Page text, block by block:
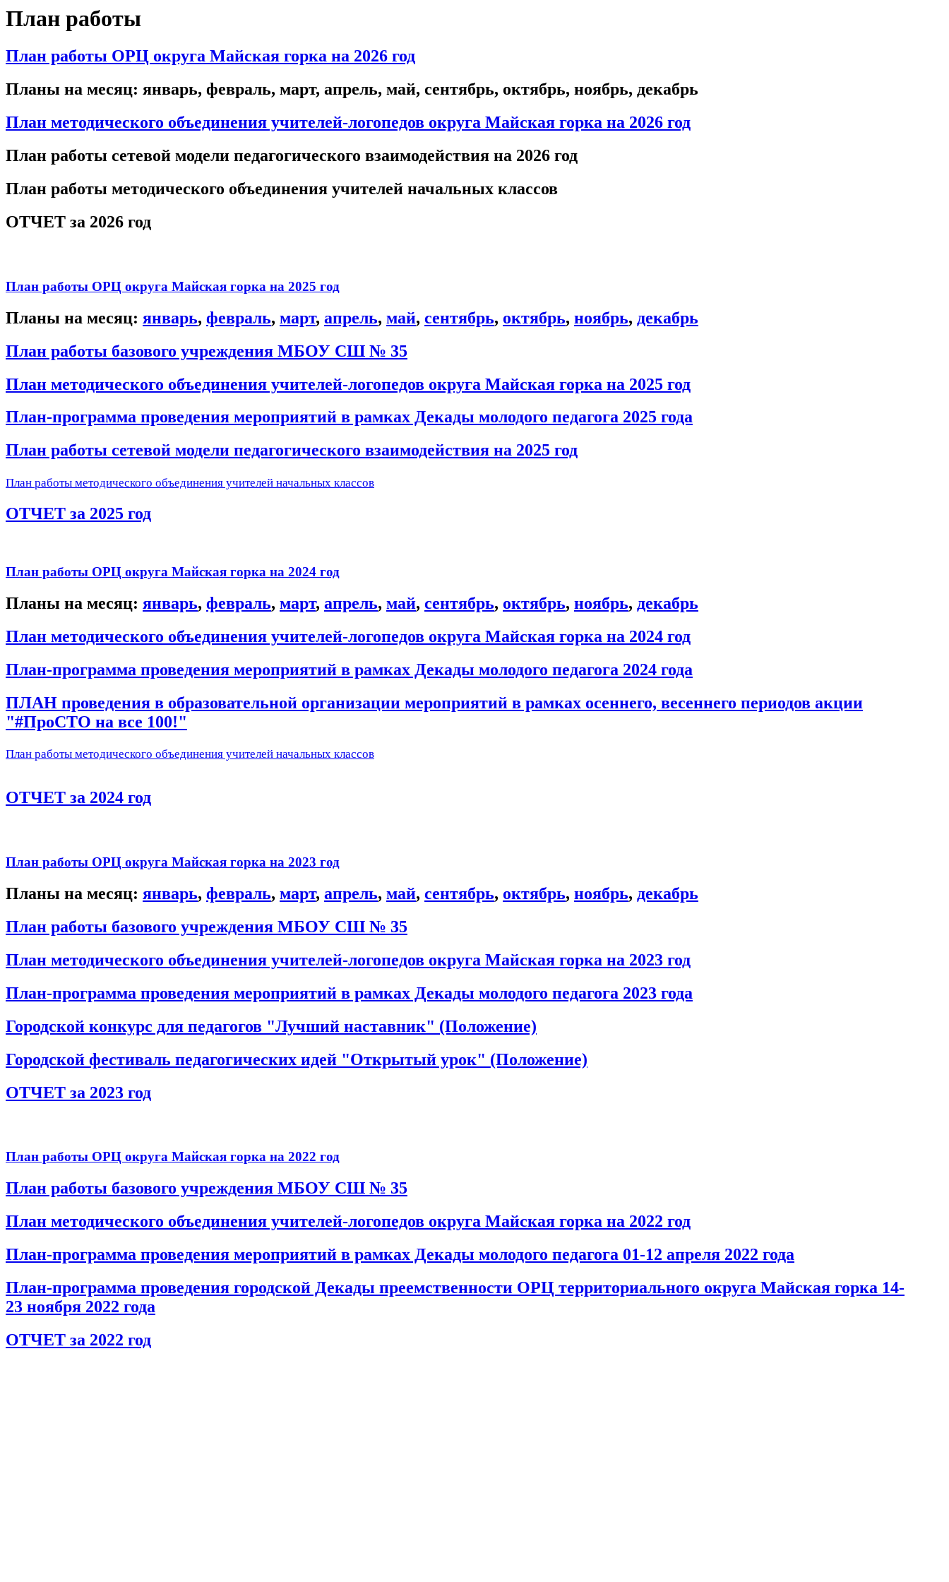
План работы
План работы ОРЦ округа Майская горка на 2026 год
Планы на месяц: январь, февраль, март, апрель, май, сентябрь, октябрь, ноябрь, декабрь
План методического объединения учителей-логопедов округа Майская горка на 2026 год
План работы сетевой модели педагогического взаимодействия на 2026 год
План работы методического объединения учителей начальных классов
ОТЧЕТ за 2026 год
План работы ОРЦ округа Майская горка на 2025 год
Планы на месяц: январь, февраль, март, апрель, май, сентябрь, октябрь, ноябрь, декабрь
План работы базового учреждения МБОУ СШ № 35
План методического объединения учителей-логопедов округа Майская горка на 2025 год
План-программа проведения мероприятий в рамках Декады молодого педагога 2025 года
План работы сетевой модели педагогического взаимодействия на 2025 год
План работы методического объединения учителей начальных классов
ОТЧЕТ за 2025 год
План работы ОРЦ округа Майская горка на 2024 год
Планы на месяц: январь, февраль, март, апрель, май, сентябрь, октябрь, ноябрь, декабрь
План методического объединения учителей-логопедов округа Майская горка на 2024 год
План-программа проведения мероприятий в рамках Декады молодого педагога 2024 года
ПЛАН проведения в образовательной организации мероприятий в рамках осеннего, весеннего периодов акции
"#ПроСТО на все 100!"
План работы методического объединения учителей начальных классов
ОТЧЕТ за 2024 год
План работы ОРЦ округа Майская горка на 2023 год
Планы на месяц: январь, февраль, март, апрель, май, сентябрь, октябрь, ноябрь, декабрь
План работы базового учреждения МБОУ СШ № 35
План методического объединения учителей-логопедов округа Майская горка на 2023 год
План-программа проведения мероприятий в рамках Декады молодого педагога 2023 года
Городской конкурс для педагогов "Лучший наставник" (Положение)
Городской фестиваль педагогических идей "Открытый урок" (Положение)
ОТЧЕТ за 2023 год
План работы ОРЦ округа Майская горка на 2022 год
План работы базового учреждения МБОУ СШ № 35
План методического объединения учителей-логопедов округа Майская горка на 2022 год
План-программа проведения мероприятий в рамках Декады молодого педагога 01-12 апреля 2022 года
План-программа проведения городской Декады преемственности ОРЦ территориального округа Майская горка 14-
23 ноября 2022 года
ОТЧЕТ за 2022 год